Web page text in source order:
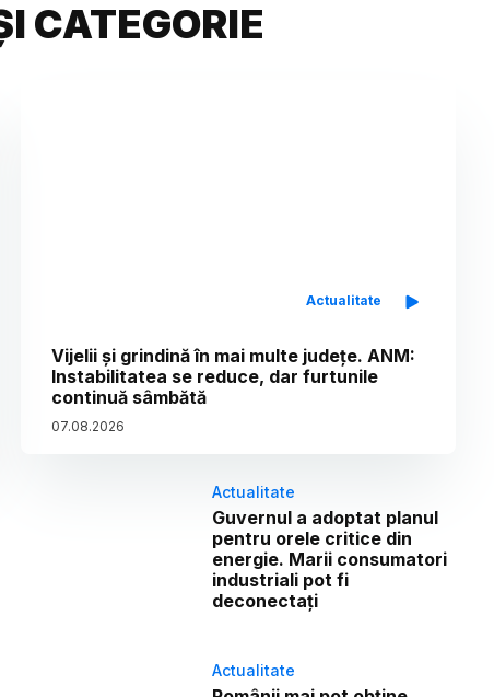
CATEGORIE
Actualitate
Vijelii și grindină în mai multe județe. ANM:
Instabilitatea se reduce, dar furtunile
continuă sâmbătă
07.08.2026
Actualitate
Guvernul a adoptat planul
pentru orele critice din
energie. Marii consumatori
industriali pot fi
deconectați
Actualitate